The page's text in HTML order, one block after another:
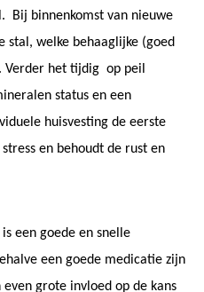
Bij binnenkomst van nieuwe
stal, welke behaaglijke (goed
Verder het tijdig op peil
status en een
huisvesting de eerste
en behoudt de rust en
een goede en snelle
een goede medicatie zijn
grote invloed op de kans